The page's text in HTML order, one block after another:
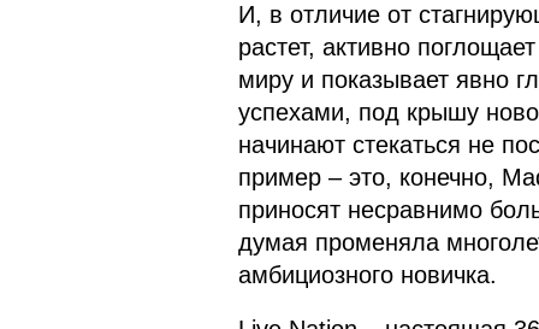
И, в отличие от
растет, активно
миру и показывает явно
успехами, под крышу
начинают стекаться не
пример – это, конечно,
приносят несравнимо
думая променяла
амбициозного новичка.